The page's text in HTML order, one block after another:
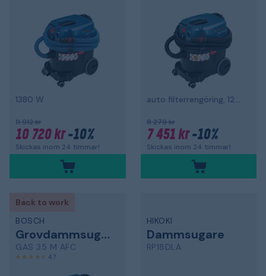
1380 W
11 912 kr
10 720 kr-10%
Skickas inom 24 timmar!
auto filterrengöring, 1200 W, L-klass
8 279 kr
7 451 kr-10%
Skickas inom 24 timmar!
Back to work
BOSCH
Grovdammsugare
GAS 35 M AFC
4,7
HIKOKI
Dammsugare
RP18DLA